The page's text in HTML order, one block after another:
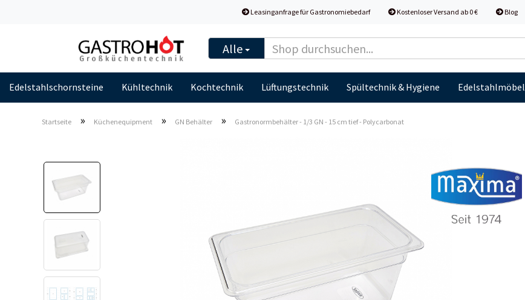
Leasinganfrage für Gastronomiebedarf Kostenloser Versand ab 0 € Blog
Alle
Edelstahlschornsteine Kühltechnik Kochtechnik Lüftungstechnik Spültechnik & Hygiene Edelstahlmöbel
Startseite » Küchenequipment » GN Behälter » Gastronormbehälter - 1/3 GN - 15 cm tief - Polycarbonat